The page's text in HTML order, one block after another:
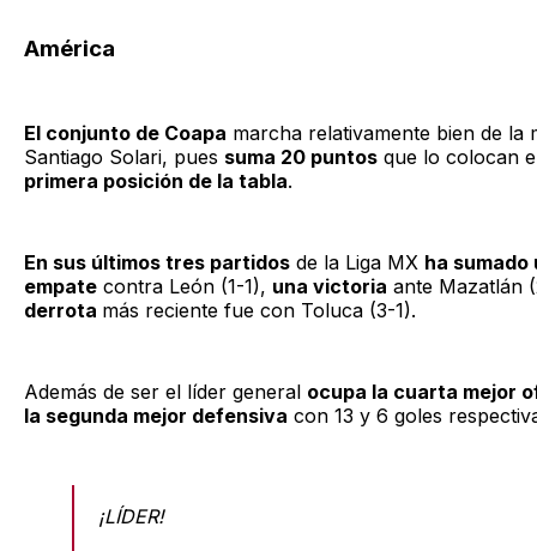
América
El conjunto de Coapa marcha relativamente bien de la
Santiago Solari, pues suma 20 puntos que lo colocan
primera posición de la tabla.
En sus últimos tres partidos de la Liga MX ha sumado
empate contra León (1-1), una victoria ante Mazatlán
derrota más reciente fue con Toluca (3-1).
Además de ser el líder general ocupa la cuarta mejor
la segunda mejor defensiva con 13 y 6 goles
¡LÍDER!